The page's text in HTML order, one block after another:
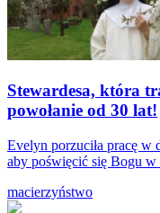
Stewardesa, która
powołanie od 30 lat!
Evelyn porzuciła pracę w
aby poświęcić się Bogu
macierzyństwo